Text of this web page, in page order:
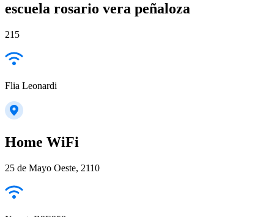
escuela rosario vera peñaloza
215
Flia Leonardi
Home WiFi
25 de Mayo Oeste, 2110